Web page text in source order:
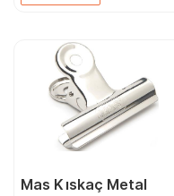
Mas Kıskaç Metal